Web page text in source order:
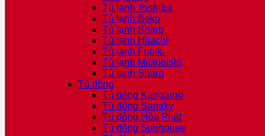
Tủ lạnh Toshiba
Tủ lạnh Beko
Tủ lạnh Sharp
Tủ lạnh Hitachi
Tủ lạnh Funiki
Tủ lạnh Mitsubishi
Tủ lạnh Sharp
Tủ đông
Tủ đông Kangaroo
Tủ đông Sanaky
Tủ đông Hòa Phát
Tủ đông Sunhouse